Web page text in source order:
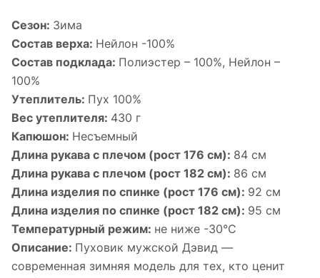
Сезон: Зима
Состав верха: Нейлон -100%
Состав подклада: Полиэстер – 100%, Нейлон –
100%
Утеплитель: Пух 100%
Вес утеплителя: 430 г
Капюшон: Несъемный
Длина рукава с плечом (рост 176 см): 84 см
Длина рукава с плечом (рост 182 см): 86 см
Длина изделия по спинке (рост 176 см): 92 см
Длина изделия по спинке (рост 182 см): 95 см
Температурный режим: не ниже -30°С
Описание: Пуховик мужской Дэвид —
современная зимняя модель для тех, кто ценит